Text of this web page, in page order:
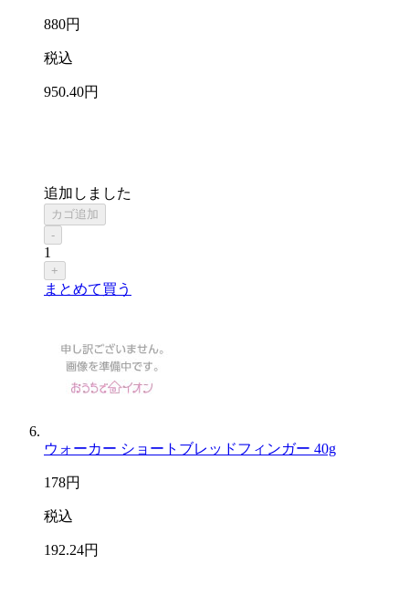
880円
税込
950.40円
追加しました
カゴ追加
-
1
+
まとめて買う
ウォーカー ショートブレッドフィンガー 40g
178円
税込
192.24円